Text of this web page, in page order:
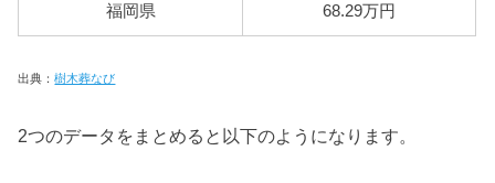
福岡県 68.29万円
出典：樹木葬なび
2つのデータをまとめると以下のようになります。